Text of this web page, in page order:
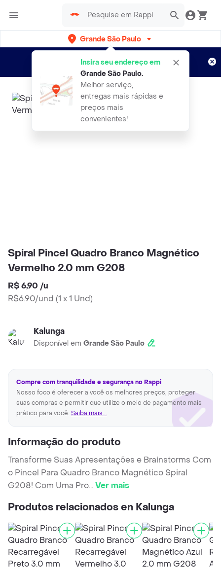
Grande São Paulo
Insira seu endereço em
Grande São Paulo.
Melhor serviço,
entregas mais rápidas e
preços mais
convenientes!
Entregas grátis por 15 dias!
Aplicam T&C
Spiral Pincel Quadro Branco Magnético
Vermelho 2.0 mm G208
R$ 6,90 /u
R$6.90/und (1 x 1 Und)
Kalunga
Disponível em Grande São Paulo
Compre com tranquilidade e segurança no Rappi
Nosso foco é oferecer a você os melhores preços, proteger
suas compras e permitir que utilize o meio de pagamento mais
prático para você. Saiba mais...
Informação do produto
Transforme Suas Apresentações e Brainstorms Com
o Pincel Para Quadro Branco Magnético Spiral
G208! Com Uma Pro...Ver mais
Produtos relacionados en Kalunga